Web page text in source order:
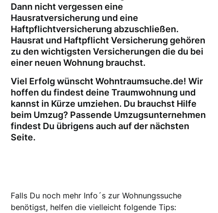
Dann nicht vergessen eine
Hausratversicherung und eine
Haftpflichtversicherung abzuschließen.
Hausrat und Haftpflicht Versicherung gehören
zu den wichtigsten Versicherungen die du bei
einer neuen Wohnung brauchst.
Viel Erfolg wünscht Wohntraumsuche.de! Wir
hoffen du findest deine Traumwohnung und
kannst in Kürze umziehen. Du brauchst Hilfe
beim Umzug? Passende Umzugsunternehmen
findest Du übrigens auch auf der nächsten
Seite.
Falls Du noch mehr Info´s zur Wohnungssuche
benötigst, helfen die vielleicht folgende Tips: